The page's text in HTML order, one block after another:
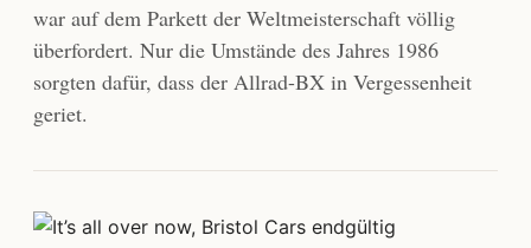
war auf dem Parkett der Weltmeisterschaft völlig
überfordert. Nur die Umstände des Jahres 1986
sorgten dafür, dass der Allrad-BX in Vergessenheit
geriet.